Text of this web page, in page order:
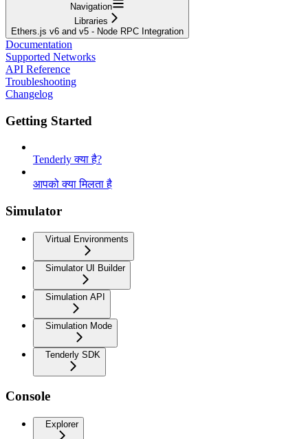
Navigation
Libraries
Ethers.js v6 and v5 - Node RPC Integration
Documentation
Supported Networks
API Reference
Troubleshooting
Changelog
Getting Started
Tenderly क्या है?
आपको क्या मिलता है
Simulator
Virtual Environments
Simulator UI Builder
Simulation API
Simulation Mode
Tenderly SDK
Console
Explorer